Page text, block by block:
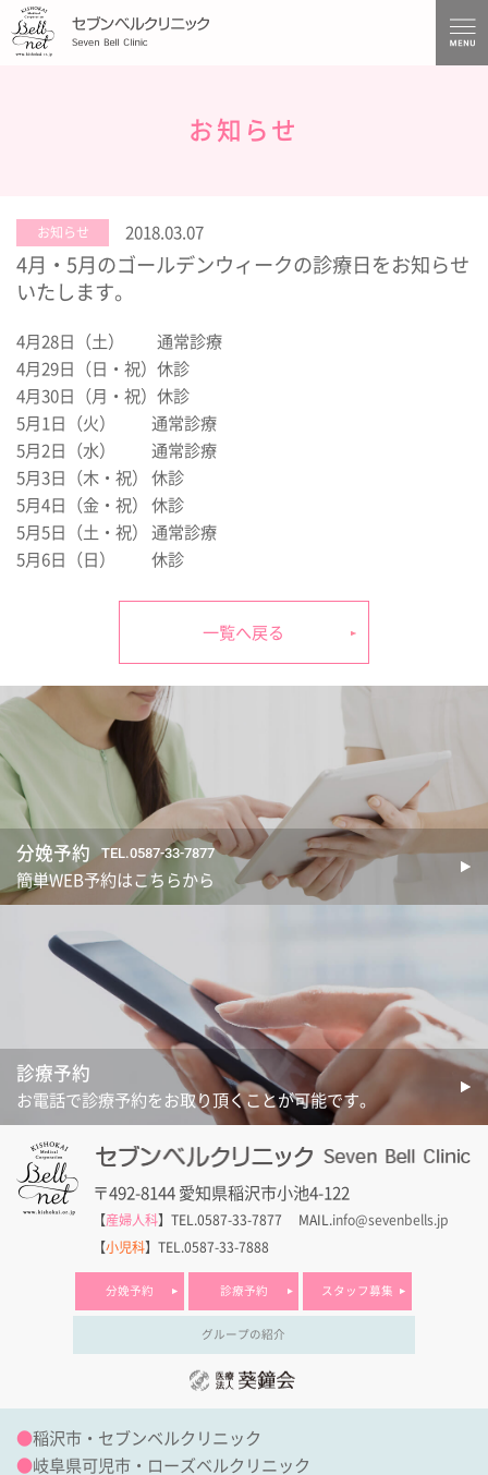
お知らせ
お知らせ 2018.03.07
4月・5月のゴールデンウィークの診療日をお知らせ
いたします。
4月28日（土） 通常診療
4月29日（日・祝）休診
4月30日（月・祝）休診
5月1日（火） 通常診療
5月2日（水） 通常診療
5月3日（木・祝） 休診
5月4日（金・祝） 休診
5月5日（土・祝） 通常診療
5月6日（日） 休診
一覧へ戻る
分娩予約
TEL.0587-33-7877
簡単WEB予約はこちらから
診療予約
お電話で診療予約をお取り頂くことが可能です。
〒492-8144 愛知県稲沢市小池4-122
【産婦人科】TEL.0587-33-7877 MAIL. info@sevenbells.jp
【小児科】TEL.0587-33-7888
分娩予約 診療予約 スタッフ募集
グループの紹介
●稲沢市・セブンベルクリニック
●岐阜県可児市・ローズベルクリニック